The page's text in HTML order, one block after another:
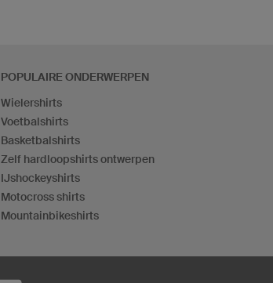
POPULAIRE ONDERWERPEN
Wielershirts
Voetbalshirts
Basketbalshirts
Zelf hardloopshirts ontwerpen
IJshockeyshirts
Motocross shirts
Mountainbikeshirts